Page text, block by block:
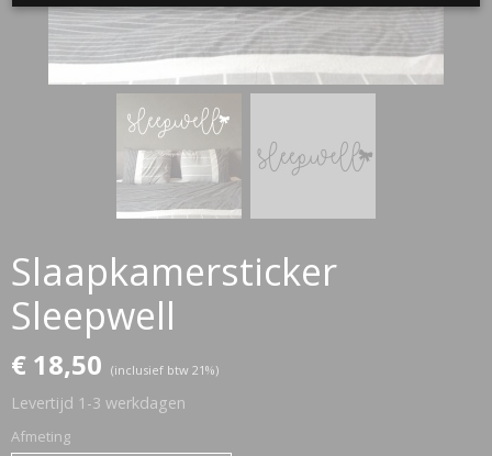
Slaapkamersticker
Sleepwell
€ 18,50 (inclusief btw 21%)
Levertijd 1-3 werkdagen
Afmeting